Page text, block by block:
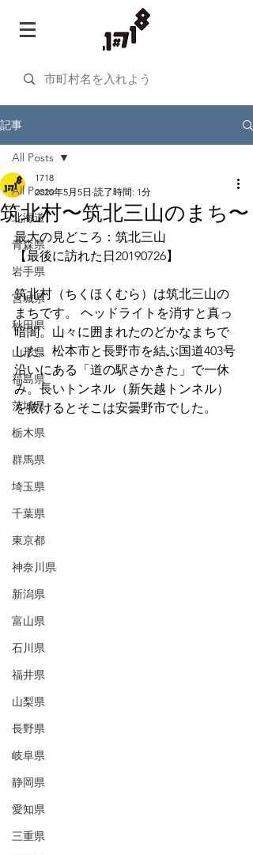
記事
All Posts
北海道
青森県
岩手県
宮城県
秋田県
山形県
福島県
茨城県
栃木県
群馬県
埼玉県
千葉県
東京都
神奈川県
新潟県
富山県
石川県
福井県
山梨県
長野県
岐阜県
静岡県
愛知県
三重県
All Posts
筑北村〜筑北三山のまち〜
1718
2020年5月5日 読了時間: 1分
最大の見どころ：筑北三山
【最後に訪れた日20190726】
筑北村（ちくほくむら）は筑北三山の
まちです。 ヘッドライトを消すと真っ
暗闇。山々に囲まれたのどかなまちで
した。松本市と長野市を結ぶ国道403号
沿いにある「道の駅さかきた」で一休
み。長いトンネル（新矢越トンネル）
を抜けるとそこは安曇野市でした。